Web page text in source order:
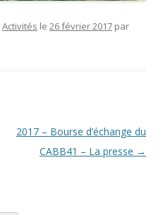
Activités le 26 février 2017 par
2017 – Bourse d’échange du
CABB41 – La presse →